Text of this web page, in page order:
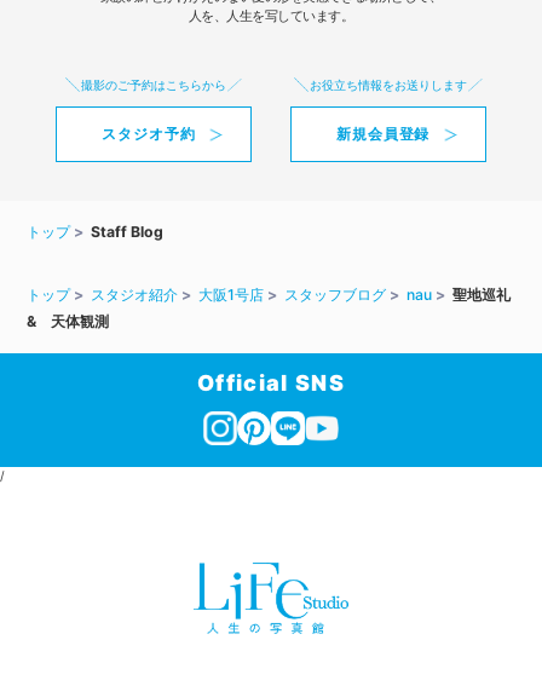
人を、人生を写しています。
撮影のご予約はこちらから
スタジオ予約
お役立ち情報をお送りします
新規会員登録
トップ Staff Blog
トップ スタジオ紹介 大阪1号店 スタッフブログ nau
聖地巡礼
& 天体観測
Official SNS
/